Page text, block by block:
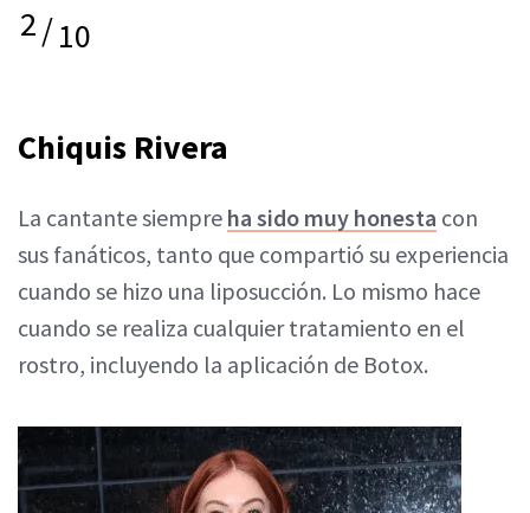
2/10
Chiquis Rivera
La cantante siempre ha sido muy honesta con
sus fanáticos, tanto que compartió su experiencia
cuando se hizo una liposucción. Lo mismo hace
cuando se realiza cualquier tratamiento en el
rostro, incluyendo la aplicación de Botox.